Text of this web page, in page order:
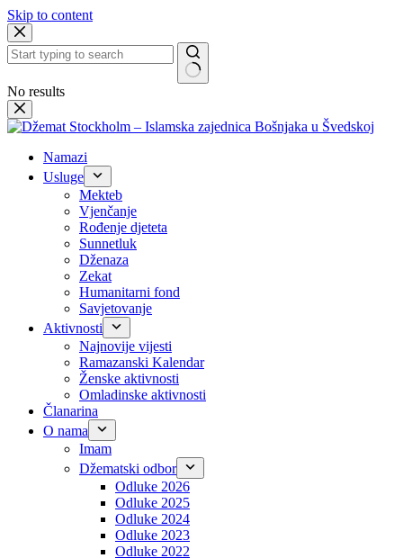
Skip to content
No results
Namazi
Usluge
Mekteb
Vjenčanje
Rođenje djeteta
Sunnetluk
Dženaza
Zekat
Humanitarni fond
Savjetovanje
Aktivnosti
Najnovije vijesti
Ramazanski Kalendar
Ženske aktivnosti
Omladinske aktivnosti
Članarina
O nama
Imam
Džematski odbor
Odluke 2026
Odluke 2025
Odluke 2024
Odluke 2023
Odluke 2022